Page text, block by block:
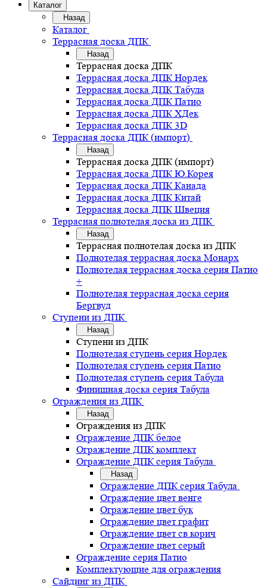
Каталог
Назад
Каталог
Террасная доска ДПК
Назад
Террасная доска ДПК
Террасная доска ДПК Нордек
Террасная доска ДПК Табула
Террасная доска ДПК Патио
Террасная доска ДПК ХДек
Террасная доска ДПК 3D
Террасная доска ДПК (импорт)
Назад
Террасная доска ДПК (импорт)
Террасная доска ДПК Ю.Корея
Террасная доска ДПК Канада
Террасная доска ДПК Китай
Террасная доска ДПК Швеция
Террасная полнотелая доска из ДПК
Назад
Террасная полнотелая доска из ДПК
Полнотелая террасная доска Монарх
Полнотелая террасная доска серия Патио
+
Полнотелая террасная доска серия
Бергвуд
Ступени из ДПК
Назад
Ступени из ДПК
Полнотелая ступень серия Нордек
Полнотелая ступень серия Патио
Полнотелая ступень серия Табула
Финишная доска серия Табула
Ограждения из ДПК
Назад
Ограждения из ДПК
Ограждение ДПК белое
Ограждение ДПК комплект
Ограждение ДПК серия Табула
Назад
Ограждение ДПК серия Табула
Ограждение цвет венге
Ограждение цвет бук
Ограждение цвет графит
Ограждение цвет св.корич
Ограждение цвет серый
Ограждение серия Патио
Комплектующие для ограждения
Сайдинг из ДПК